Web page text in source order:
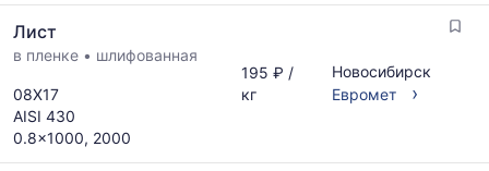
обновляется
по
мере
прайс-
листов.
Лист
в пленке • шлифованная
08Х17
AISI 430
0.8x1000, 2000
195 ₽ /
кг
Новосибирск
Евромет
›